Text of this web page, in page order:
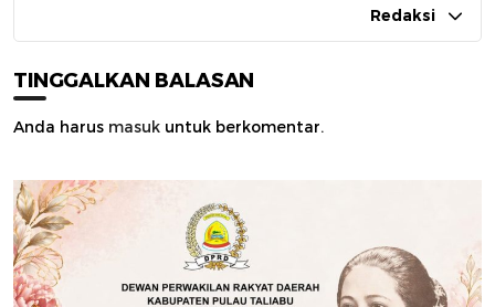
Redaksi
TINGGALKAN BALASAN
Anda harus masuk untuk berkomentar.